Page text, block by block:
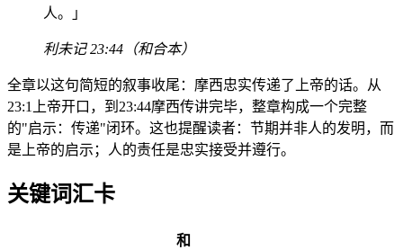
人。」
利未记 23:44（和合本）
全章以这句简短的叙事收尾：摩西忠实传递了上帝的话。从
23:1上帝开口，到23:44摩西传讲完毕，整章构成一个完整
的"启示：传递"闭环。这也提醒读者：节期并非人的发明，而
是上帝的启示；人的责任是忠实接受并遵行。
关键词汇卡
和